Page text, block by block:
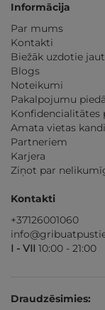
Informācija
Par mums
Kontakti
Biežāk uzdotie
Blogs
Noteikumi
Pakalpojumu
Konfidencialitātes
Amata vietas
Partneriem
Karjera
Ziņot par
Kontakti
+37126001060
I - VII 10:00 - 21:00
Draudzēsimies: